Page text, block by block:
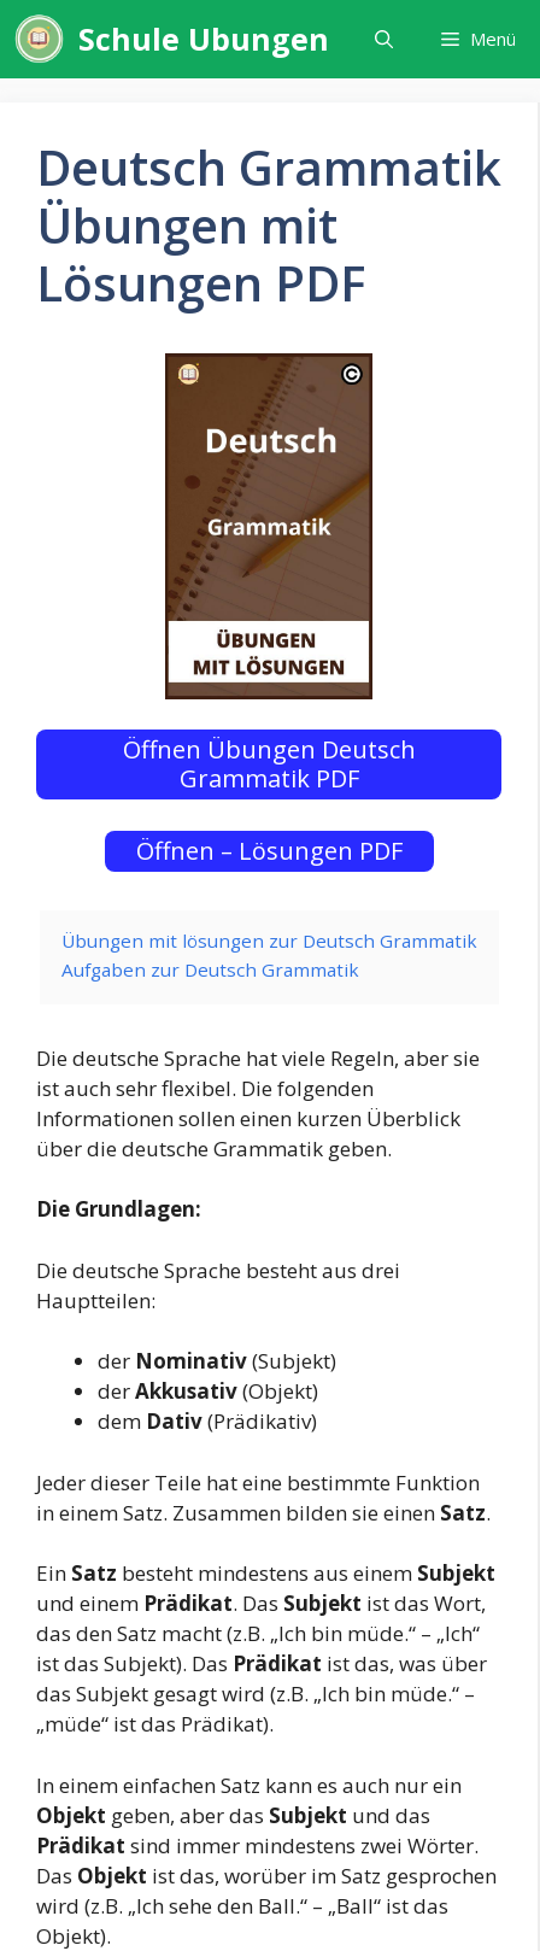
Zum
Inhalt
springen
Schule Ubungen Menü
Deutsch Grammatik
Übungen mit
Lösungen PDF
Öffnen Übungen Deutsch
Grammatik PDF
Öffnen – Lösungen PDF
Übungen mit lösungen zur Deutsch Grammatik
Aufgaben zur Deutsch Grammatik
Die deutsche Sprache hat viele Regeln, aber sie
ist auch sehr flexibel. Die folgenden
Informationen sollen einen kurzen Überblick
über die deutsche Grammatik geben.
Die Grundlagen:
Die deutsche Sprache besteht aus drei
Hauptteilen:
der Nominativ(Subjekt)
derAkkusativ(Objekt)
dem Dativ(Prädikativ)
Jeder dieser Teile hat eine bestimmte Funktion
in einem Satz. Zusammen bilden sie einen Satz.
Ein Satz besteht mindestens aus einem Subjekt
und einem Prädikat. Das Subjekt ist das Wort,
das den Satz macht (z.B. „Ich bin müde.“ – „Ich“
ist das Subjekt). Das Prädikat ist das, was über
das Subjekt gesagt wird (z.B. „Ich bin müde.“ –
„müde“ ist das Prädikat).
In einem einfachen Satz kann es auch nur ein
Objekt geben, aber das Subjekt und das
Prädikat sind immer mindestens zwei Wörter.
Das Objekt ist das, worüber im Satz gesprochen
wird (z.B. „Ich sehe den Ball.“ – „Ball“ ist das
Objekt).